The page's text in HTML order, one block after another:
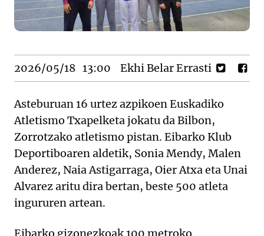
2026/05/18 13:00 Ekhi Belar Errasti
Asteburuan 16 urtez azpikoen Euskadiko
Atletismo Txapelketa jokatu da Bilbon,
Zorrotzako atletismo pistan. Eibarko Klub
Deportiboaren aldetik, Sonia Mendy, Malen
Anderez, Naia Astigarraga, Oier Atxa eta Unai
Alvarez aritu dira bertan, beste 500 atleta
ingururen artean.